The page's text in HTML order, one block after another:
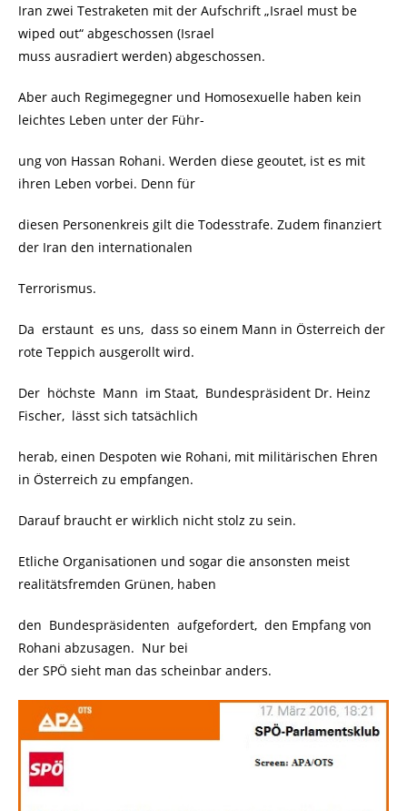
Iran zwei Testraketen mit der Aufschrift „Israel must be
wiped out“ abgeschossen (Israel
muss ausradiert werden) abgeschossen.
Aber auch Regimegegner und Homosexuelle haben kein
leichtes Leben unter der Führ-
ung von Hassan Rohani. Werden diese geoutet, ist es mit
ihren Leben vorbei. Denn für
diesen Personenkreis gilt die Todesstrafe. Zudem finanziert
der Iran den internationalen
Terrorismus.
Da erstaunt es uns, dass so einem Mann in Österreich der
rote Teppich ausgerollt wird.
Der höchste Mann im Staat, Bundespräsident Dr. Heinz
Fischer, lässt sich tatsächlich
herab, einen Despoten wie Rohani, mit militärischen Ehren
in Österreich zu empfangen.
Darauf braucht er wirklich nicht stolz zu sein.
Etliche Organisationen und sogar die ansonsten meist
realitätsfremden Grünen, haben
den Bundespräsidenten aufgefordert, den Empfang von
Rohani abzusagen. Nur bei
der SPÖ sieht man das scheinbar anders.